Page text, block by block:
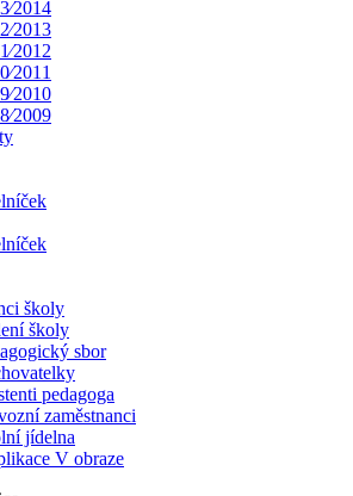
školy
školy
sbor
pedagoga
zaměstnanci
jídelna
V obraze